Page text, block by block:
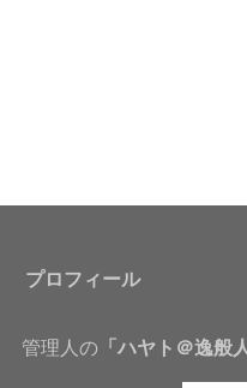
プロフィール
管理人の「ハヤト＠逸般